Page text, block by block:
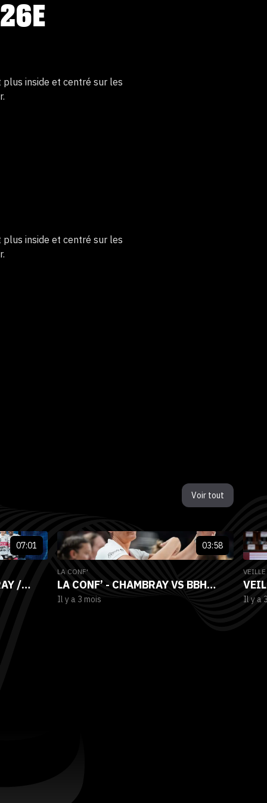
inside et centré sur les
inside et centré sur les
Voir tout
07:01
/
03:58
LA CONF'
LA CONF’ - CHAMBRAY VS BBH
(JOURNÉE 23)
Il y a 3 mois Il y a